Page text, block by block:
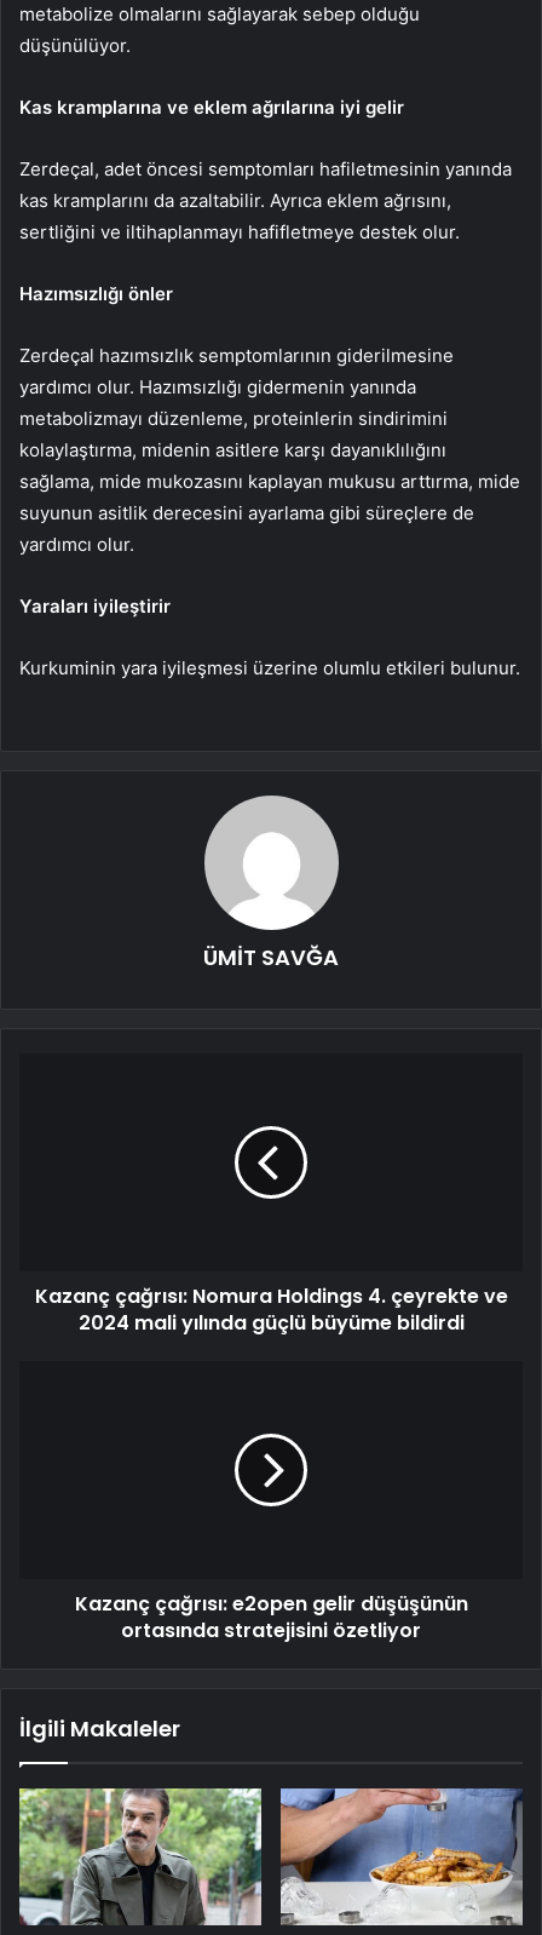
metabolize olmalarını sağlayarak sebep olduğu
düşünülüyor.
Kas kramplarına ve eklem ağrılarına iyi gelir
Zerdeçal, adet öncesi semptomları hafiletmesinin yanında
kas kramplarını da azaltabilir. Ayrıca eklem ağrısını,
sertliğini ve iltihaplanmayı hafifletmeye destek olur.
Hazımsızlığı önler
Zerdeçal hazımsızlık semptomlarının giderilmesine
yardımcı olur. Hazımsızlığı gidermenin yanında
metabolizmayı düzenleme, proteinlerin sindirimini
kolaylaştırma, midenin asitlere karşı dayanıklılığını
sağlama, mide mukozasını kaplayan mukusu arttırma, mide
suyunun asitlik derecesini ayarlama gibi süreçlere de
yardımcı olur.
Yaraları iyileştirir
Kurkuminin yara iyileşmesi üzerine olumlu etkileri bulunur.
ÜMİT SAVĞA
Kazanç çağrısı: Nomura Holdings 4. çeyrekte ve
2024 mali yılında güçlü büyüme bildirdi
Kazanç çağrısı: e2open gelir düşüşünün
ortasında stratejisini özetliyor
İlgili Makaleler